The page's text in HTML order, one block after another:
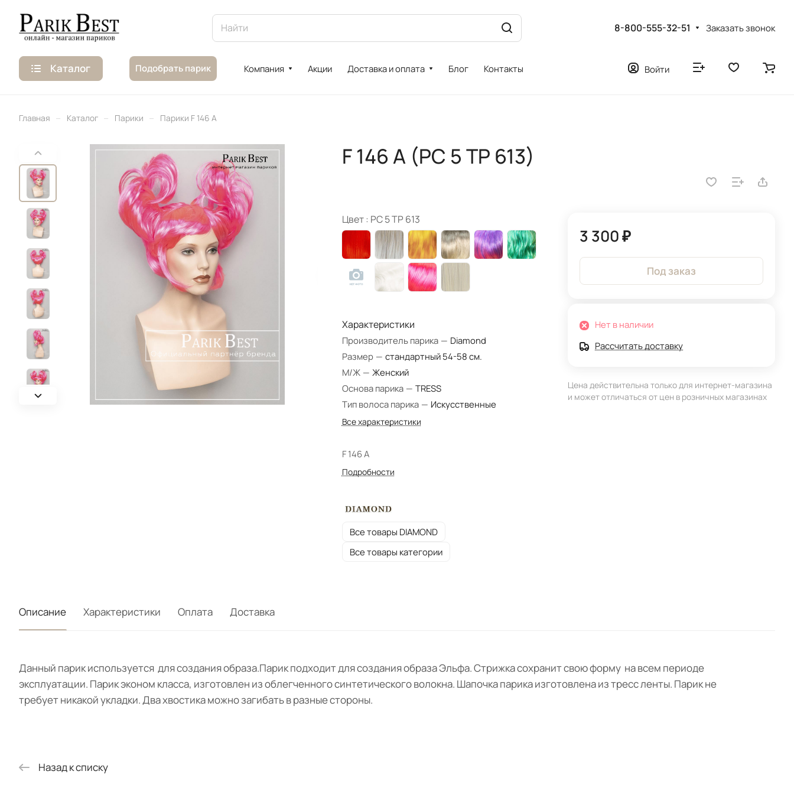
8-800-555-32-51 Заказать звонок
Каталог Подобрать парик Компания Акции Доставка и оплата Блог Контакты Войти
Главная – Каталог – Парики – Парики F 146 A
F 146 A (PC 5 TP 613)
Цвет : PC 5 TP 613
Характеристики
Производитель парика — Diamond
Размер — стандартный 54-58 см.
М/Ж — Женский
Основа парика — TRESS
Тип волоса парика — Искусственные
Все характеристики
F 146 A
Подробности
Все товары DIAMOND
Все товары категории
3 300 ₽
Под заказ
Нет в наличии
Рассчитать доставку
Цена действительна только для интернет-магазина
и может отличаться от цен в розничных магазинах
Описание Характеристики Оплата Доставка
Данный парик используется для создания образа.Парик подходит для создания образа Эльфа. Стрижка сохранит свою форму на всем периоде
эксплуатации. Парик эконом класса, изготовлен из облегченного синтетического волокна. Шапочка парика изготовлена из тресс ленты. Парик не
требует никакой укладки. Два хвостика можно загибать в разные стороны.
Назад к списку